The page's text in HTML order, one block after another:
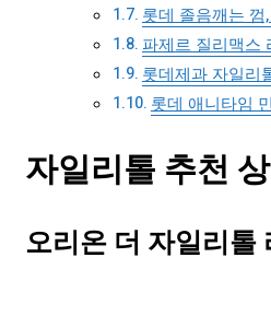
롯데 졸음깨는 껌
파제르 질리맥스
롯데제과 자일리
롯데 애니타임
자일리톨 추천
오리온 더 자일리톨